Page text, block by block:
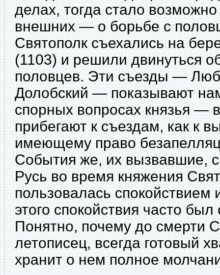
делах, тогда стало
внешних — о борьбе с
Святополк съехались на
(1103) и решили двинуться
половцев. Эти съезды —
Долобский — показывают
спорных вопросах князья —
прибегают к съездам, как к
имеющему право
События же, их вызвавшие,
Русь во время княжения
пользовалась
этого спокойствия часто
Понятно, почему до смерти
летописец, всегда готовый
хранит о нем полное